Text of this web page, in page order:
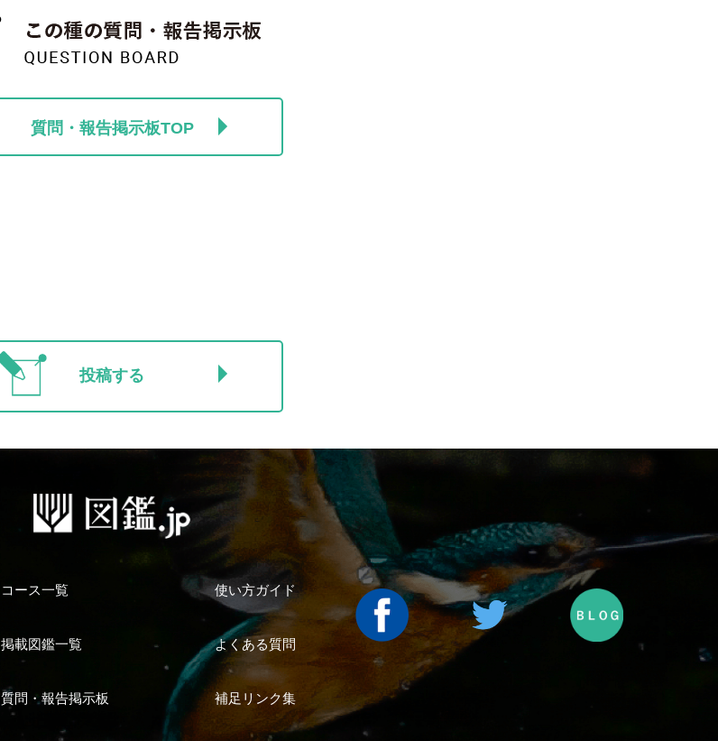
質問・報告掲示板TOP
投稿する
コース一覧 使い方ガイド
掲載図鑑一覧 よくある質問
質問・報告掲示板 補足リンク集